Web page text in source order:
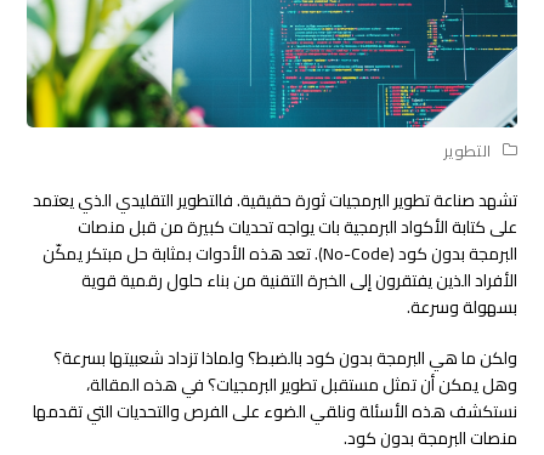
التطوير
تشهد صناعة تطوير البرمجيات ثورة حقيقية. فالتطوير التقليدي الذي يعتمد
على كتابة الأكواد البرمجية بات يواجه تحديات كبيرة من قبل منصات
البرمجة بدون كود (No-Code). تعد هذه الأدوات بمثابة حل مبتكر يمكّن
الأفراد الذين يفتقرون إلى الخبرة التقنية من بناء حلول رقمية قوية
بسهولة وسرعة.
ولكن ما هي البرمجة بدون كود بالضبط؟ ولماذا تزداد شعبيتها بسرعة؟
وهل يمكن أن تمثل مستقبل تطوير البرمجيات؟ في هذه المقالة،
نستكشف هذه الأسئلة ونلقي الضوء على الفرص والتحديات التي تقدمها
منصات البرمجة بدون كود.